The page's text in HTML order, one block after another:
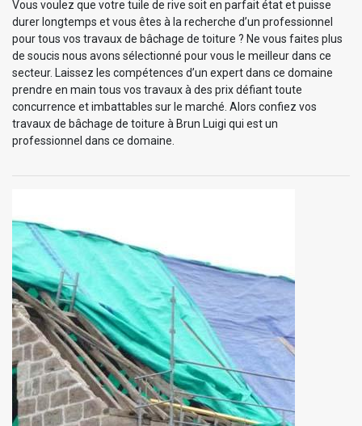
Vous voulez que votre tuile de rive soit en parfait état et puisse
durer longtemps et vous êtes à la recherche d’un professionnel
pour tous vos travaux de bâchage de toiture ? Ne vous faites plus
de soucis nous avons sélectionné pour vous le meilleur dans ce
secteur. Laissez les compétences d’un expert dans ce domaine
prendre en main tous vos travaux à des prix défiant toute
concurrence et imbattables sur le marché. Alors confiez vos
travaux de bâchage de toiture à Brun Luigi qui est un
professionnel dans ce domaine.